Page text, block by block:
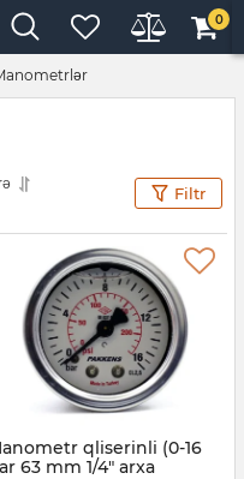
0
Filtr
qliserinli (0-16
63 mm 1/4" arxa